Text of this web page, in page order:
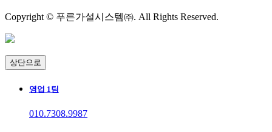
Copyright © 푸른가설시스템㈜. All Rights Reserved.
상단으로
영업 1팀
010.7308.9987